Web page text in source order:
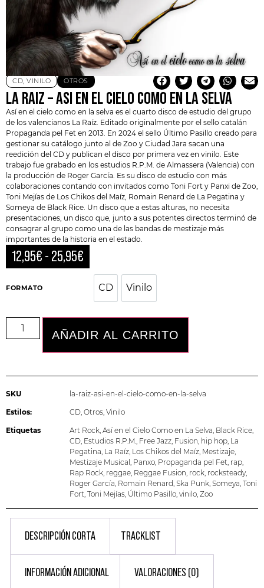
CD, VINILO OTROS
LA RAIZ – ASI EN EL CIELO COMO EN LA SELVA
Así en el cielo como en la selva es el cuarto disco de estudio del grupo
de los valencianos La Raíz . Editado originalmente por el sello catalán
Propaganda pel Fet en 2013. En 2024 el sello Último Pasillo creado para
gestionar su catálogo junto al de Zoo y Ciudad Jara sacan una
reedición del CD y publican el disco por primera vez en vinilo. Este
trabajo fue grabado en los estudios R.P.M. de Almassera (Valencia) con
la producción de Roger García. Es su disco de estudio con más
colaboraciones contando con invitados como Toni Fort y Panxi de Zoo,
Toni Mejías de Los Chikos del Maíz , Romain Renard de La Pegatina y
Someya de Black Rice. Un disco que a estas alturas, no necesita
presentaciones, un disco que, junto a sus potentes directos terminó de
consagrar al grupo como una de las bandas de mestizaje más
importantes de la historia en el estado.
12,95€ - 25,95€
FORMATO CD Vinilo
AÑADIR AL CARRITO
SKU la-raiz-asi-en-el-cielo-como-en-la-selva
Estilos: CD, Otros, Vinilo
Etiquetas Art Rock, Así en el Cielo Como en La Selva, Black Rice,
CD, Estudios R.P.M., Free Jazz, Fusion, hip hop, La
Pegatina, La Raíz, Los Chikos del Maíz, Mestizaje,
Mestizaje Musical , Panxo, Propaganda pel Fet, rap,
Rap Rock, reggae, Reggae Fusion, rock, rocksteady,
Roger García, Romain Renard, Ska Punk, Someya, Toni
Fort, Toni Mejías, Último Pasillo, vinilo, Zoo
DESCRIPCIÓN CORTA TRACKLIST
INFORMACIÓN ADICIONAL VALORACIONES (0)